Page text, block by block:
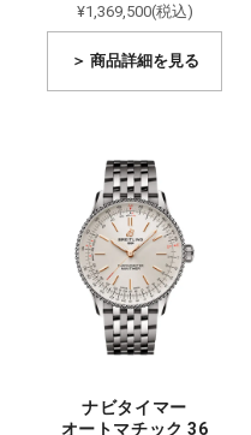
¥1,369,500(税込)
＞ 商品詳細を見る
ナビタイマー
オートマチック 36